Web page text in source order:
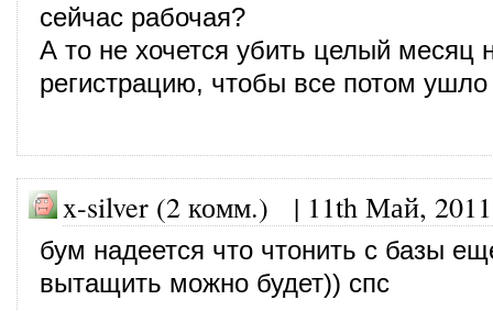
сейчас рабочая?
А то не хочется убить целый месяц
регистрацию, чтобы все потом ушло
x-silver (2 комм.) | 11th Май, 2011
бум надеется что чтонить с базы
вытащить можно будет)) спс